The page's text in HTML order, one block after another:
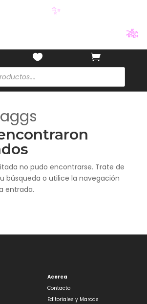


no pudo encontrarse. Trate de
búsqueda o utilice la navegación
entrada.
Acerca
Contacto
Editoriales y Marcas
🎋